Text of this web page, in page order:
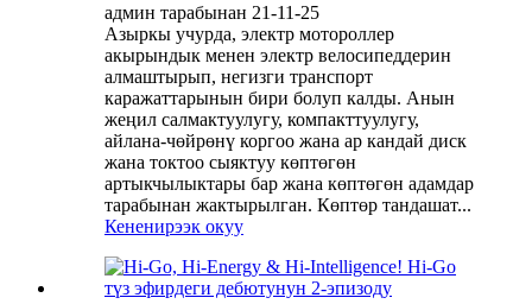
админ тарабынан 21-11-25
Азыркы учурда, электр мотороллер
акырындык менен электр велосипеддерин
алмаштырып, негизги транспорт
каражаттарынын бири болуп калды. Анын
жеңил салмактуулугу, компакттуулугу,
айлана-чөйрөнү коргоо жана ар кандай диск
жана токтоо сыяктуу көптөгөн
артыкчылыктары бар жана көптөгөн адамдар
тарабынан жактырылган. Көптөр тандашат...
Кененирээк окуу